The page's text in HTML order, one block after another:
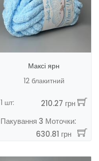
Максі ярн
12 блакитний
1 шт:
210.27 грн
Пакування 3 Моточки:
630.81 грн